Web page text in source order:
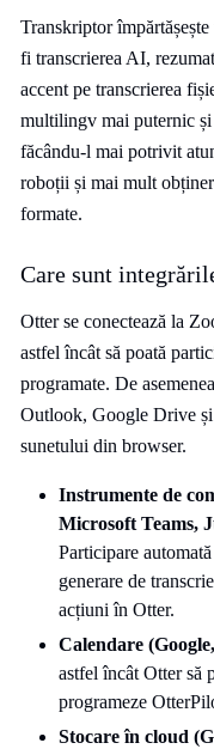
Transkriptor
fi transcrierea AI,
accent pe transcrierea
multilingv mai puternic
făcându-l mai potrivit
roboții și mai mult
formate.
Care sunt
Otter se conectează la
astfel încât să poată
programate. De
Outlook, Google Drive și
sunetului din browser.
Instrumente de
Microsoft Teams,
Participare
generare de
acțiuni în Otter.
Calendare
astfel încât Otter să
programeze
Stocare în cloud